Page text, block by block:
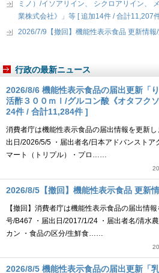
ミノ）/イソアリイン、 シクロアリイン、
業株式会社》」等 [ 追加14件 / 合計11,207
2026/7/9【撤回】機能性表示食品 更新情報
行政の最新ニュース
2026/8/6 機能性表示食品の届出更新「
活酢３００ｍｌ/グルコン酸《オタフク
24件 / 合計11,284件 ]
消費者庁は機能性表示食品の届出情報を更新
出日/2026/5/5 ・届出者名/日本アドバンストア
マート（トリプル）・プロ……
2026/8/5【撤回】機能性表示食品 更新
【撤回】消費者庁は機能性表示食品の届出情
号/B467 ・届出日/2017/1/24 ・届出者名/清水
カン ・食品の区分/生鮮食……
2026/8/5 機能性表示食品の届出更新「